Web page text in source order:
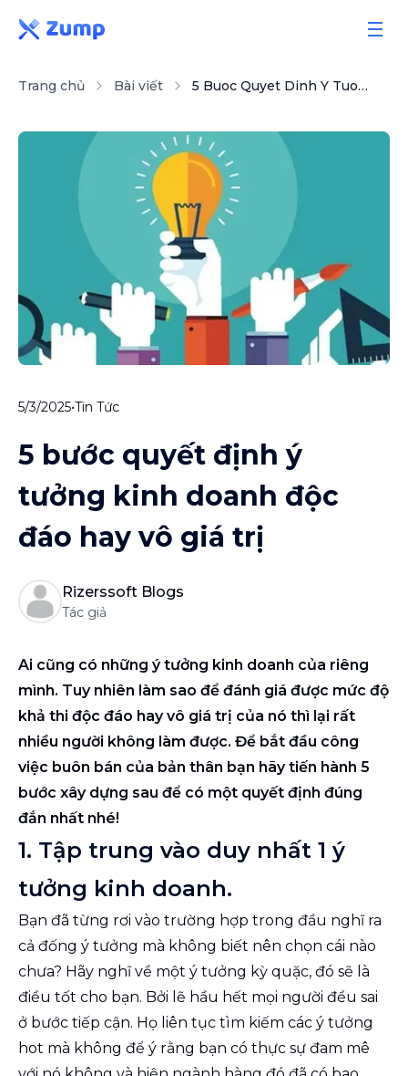
Giải pháp
Bảng giá
Bài viết
Trang chủ Bài viết 5 Buoc Quyet Dinh Y Tuong Kinh Doanh Doc Dao Hay Vo Gia Tri
5/3/2025•Tin Tức
5 bước quyết định ý
tưởng kinh doanh độc
đáo hay vô giá trị
Rizerssoft Blogs
Tác giả
Ai cũng có những ý tưởng kinh doanh của riêng
mình. Tuy nhiên làm sao để đánh giá được mức độ
khả thi độc đáo hay vô giá trị của nó thì lại rất
nhiều người không làm được. Để bắt đầu công
việc buôn bán của bản thân bạn hãy tiến hành 5
bước xây dựng sau để có một quyết định đúng
đắn nhất nhé!
1. Tập trung vào duy nhất 1 ý
tưởng kinh doanh.
Bạn đã từng rơi vào trường hợp trong đầu nghĩ ra
cả đống ý tưởng mà không biết nên chọn cái nào
chưa? Hãy nghĩ về một ý tưởng kỳ quặc, đó sẽ là
điều tốt cho bạn. Bởi lẽ hầu hết mọi người đều sai
ở bước tiếp cận. Họ liên tục tìm kiếm các ý tưởng
hot mà không để ý rằng bạn có thực sự đam mê